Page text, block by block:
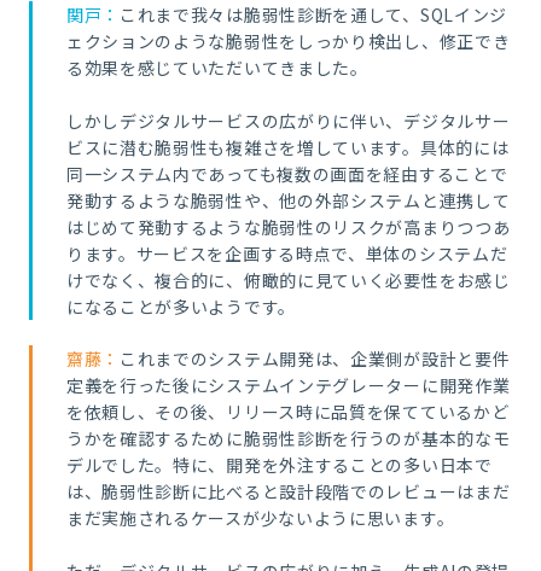
関戸： これまで我々は脆弱性診断を通して、SQLインジ
ェクションのような脆弱性をしっかり検出し、修正でき
る効果を感じていただいてきました。
しかしデジタルサービスの広がりに伴い、デジタルサー
ビスに潜む脆弱性も複雑さを増しています。具体的には
同一システム内であっても複数の画面を経由することで
発動するような脆弱性や、他の外部システムと連携して
はじめて発動するような脆弱性のリスクが高まりつつあ
ります。サービスを企画する時点で、単体のシステムだ
けでなく、複合的に、俯瞰的に見ていく必要性をお感じ
になることが多いようです。
齋藤： これまでのシステム開発は、企業側が設計と要件
定義を行った後にシステムインテグレーターに開発作業
を依頼し、その後、リリース時に品質を保てているかど
うかを確認するために脆弱性診断を行うのが基本的なモ
デルでした。特に、開発を外注することの多い日本で
は、脆弱性診断に比べると設計段階でのレビューはまだ
まだ実施されるケースが少ないように思います。